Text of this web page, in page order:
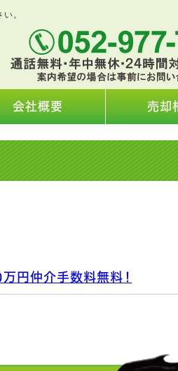
。
会社概要 売却
円仲介手数料無料！